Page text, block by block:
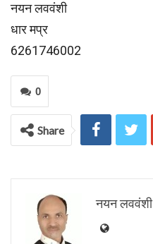
नयन लववंशी
धार मप्र
6261746002
0
Share
नयन लववंशी